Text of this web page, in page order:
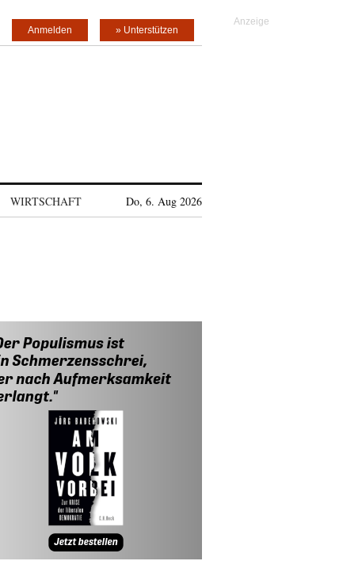
» Unterstützen
Anmelden
WIRTSCHAFT Do, 6. Aug 2026